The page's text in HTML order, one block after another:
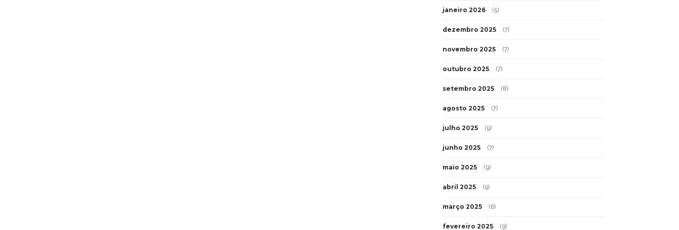
janeiro 2026 (5)
dezembro 2025 (7)
novembro 2025 (7)
outubro 2025 (7)
setembro 2025 (8)
agosto 2025 (7)
julho 2025 (9)
junho 2025 (7)
maio 2025 (9)
abril 2025 (9)
março 2025 (6)
fevereiro 2025 (9)